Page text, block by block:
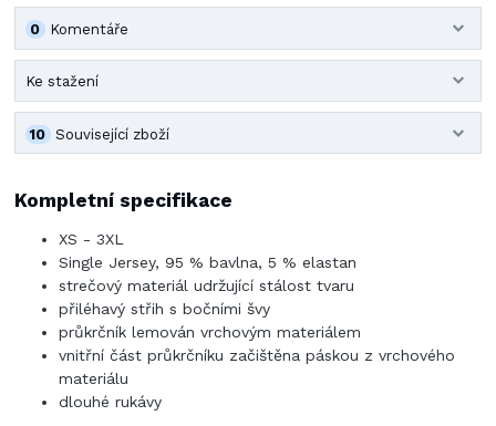
Komentáře
0
Ke stažení
Související zboží
10
Kompletní specifikace
XS - 3XL
Single Jersey, 95 % bavlna, 5 % elastan
strečový materiál udržující stálost tvaru
přiléhavý střih s bočními švy
průkrčník lemován vrchovým materiálem
vnitřní část průkrčníku začištěna páskou z vrchového
materiálu
dlouhé rukávy